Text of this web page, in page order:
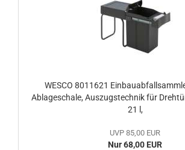
WESCO 8011621
Ablageschale, Auszugstechnik für
21 l,
UVP 85,00 EUR
Nur 68,00 EUR